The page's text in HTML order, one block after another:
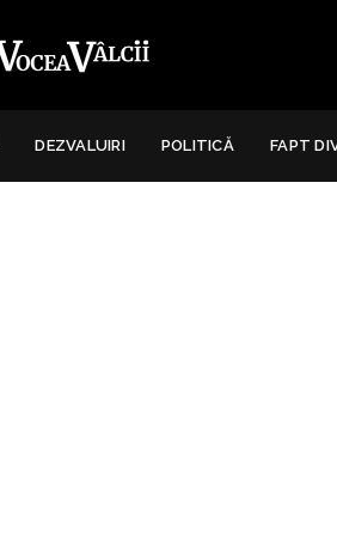
DEZVALUIRI POLITICĂ FAPT